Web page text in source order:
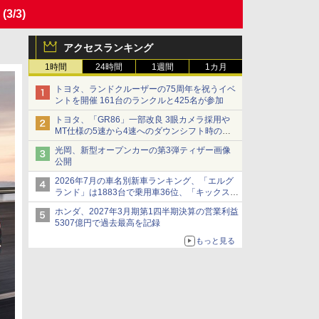
(3/3)
アクセスランキング
1時間 24時間 1週間 1カ月
トヨタ、ランドクルーザーの75周年を祝うイベ
ントを開催 161台のランクルと425名が参加
トヨタ、「GR86」一部改良 3眼カメラ採用や
MT仕様の5速から4速へのダウンシフト時の操
作性向上など
光岡、新型オープンカーの第3弾ティザー画像
公開
2026年7月の車名別新車ランキング、「エルグ
ランド」は1883台で乗用車36位、「キックス」
は2591台で27位に
ホンダ、2027年3月期第1四半期決算の営業利益
5307億円で過去最高を記録
もっと見る